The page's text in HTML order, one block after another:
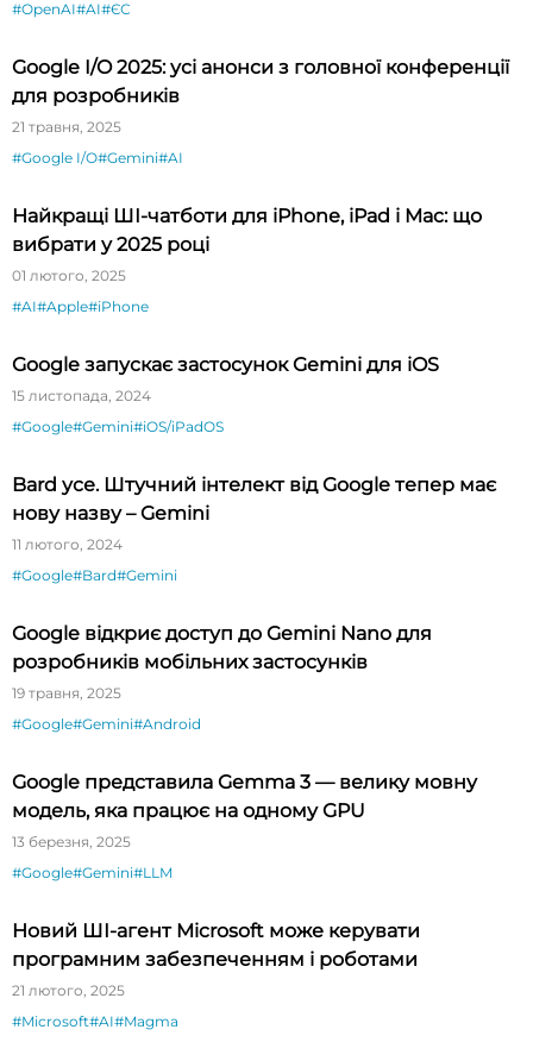
#OpenAI#AI#ЄС
Google I/O 2025: усі анонси з головної конференції
для розробників
21 травня, 2025
#Google I/O#Gemini#AI
Найкращі ШІ-чатботи для iPhone, iPad і Mac: що
вибрати у 2025 році
01 лютого, 2025
#AI#Apple#iPhone
Google запускає застосунок Gemini для iOS
15 листопада, 2024
#Google#Gemini#iOS/iPadOS
Bard усе. Штучний інтелект від Google тепер має
нову назву – Gemini
11 лютого, 2024
#Google#Bard#Gemini
Google відкриє доступ до Gemini Nano для
розробників мобільних застосунків
19 травня, 2025
#Google#Gemini#Android
Google представила Gemma 3 — велику мовну
модель, яка працює на одному GPU
13 березня, 2025
#Google#Gemini#LLM
Новий ШІ-агент Microsoft може керувати
програмним забезпеченням і роботами
21 лютого, 2025
#Microsoft#AI#Magma